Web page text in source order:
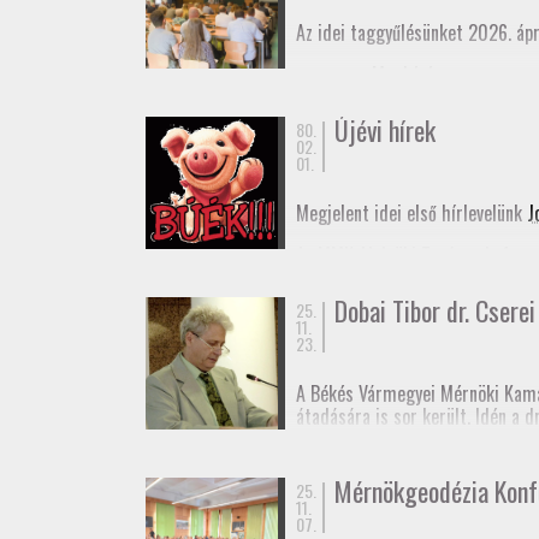
Az idei taggyűlésünket 2026.
80.
02.
01.
Újévi hírek
Megjelent idei első hírlevelünk
Boldog Új Évet Kívánunk a
25.
11.
23.
Dobai Tibor dr.
A Békés Vármegyei Mérnöki
átadására is sor került. Idén a
Dr. Cserei Pál a Békés
Gratulálunk!
25.
11.
07.
Mérnökgeodézia